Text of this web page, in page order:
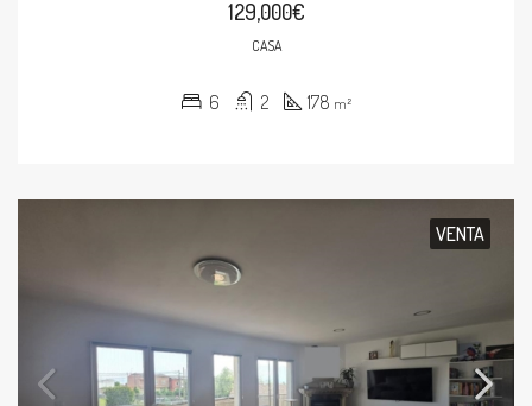
129,000€
CASA
6 2 178 m²
VENTA